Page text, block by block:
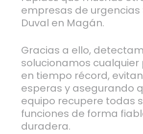
empresas de urgencias
Duval en Magán.
Gracias a ello,
solucionamos
en tiempo récord,
esperas y asegurando
equipo recupere todas
funciones de forma
duradera.